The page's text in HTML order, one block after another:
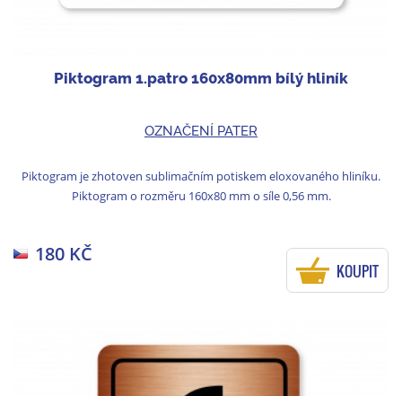
Piktogram 1.patro 160x80mm bílý hliník
OZNAČENÍ PATER
Piktogram je zhotoven sublimačním potiskem eloxovaného hliníku.
Piktogram o rozměru 160x80 mm o síle 0,56 mm.
180 KČ
KOUPIT